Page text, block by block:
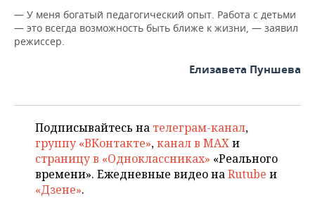
— У меня богатый педагогический опыт. Работа с детьми
— это всегда возможность быть ближе к жизни, — заявил
режиссер.
Елизавета Пуншева
Подписывайтесь на телеграм-канал,
группу «ВКонтакте»,канал в MAXи
страницу в «Одноклассниках» «Реального
времени». Ежедневные видео наRutube и
«Дзене».